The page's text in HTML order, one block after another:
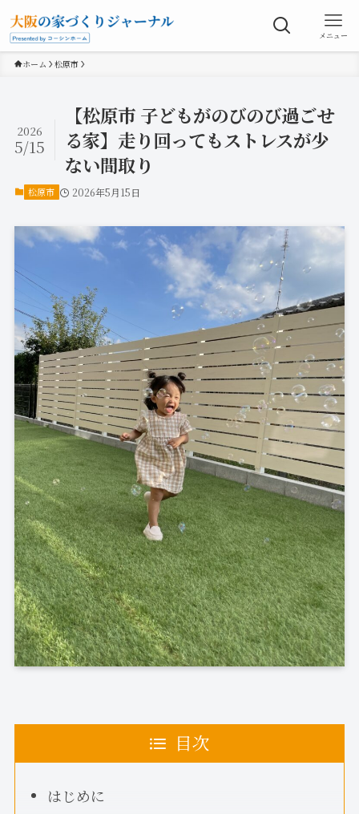
メニュー
ホーム 松原市
【松原市 子どもがのびのび過ごせ
る家】走り回ってもストレスが少
ない間取り
2026
5/15
松原市 2026年5月15日
目次
はじめに